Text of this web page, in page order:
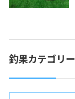
釣果カテゴリー